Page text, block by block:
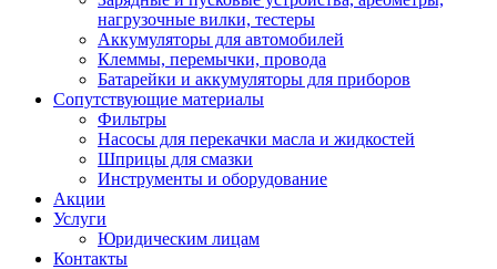
нагрузочные вилки, тестеры
Аккумуляторы для автомобилей
Клеммы, перемычки, провода
Батарейки и аккумуляторы для приборов
Сопутствующие материалы
Фильтры
Насосы для перекачки масла и жидкостей
Шприцы для смазки
Инструменты и оборудование
Акции
Услуги
Юридическим лицам
Контакты